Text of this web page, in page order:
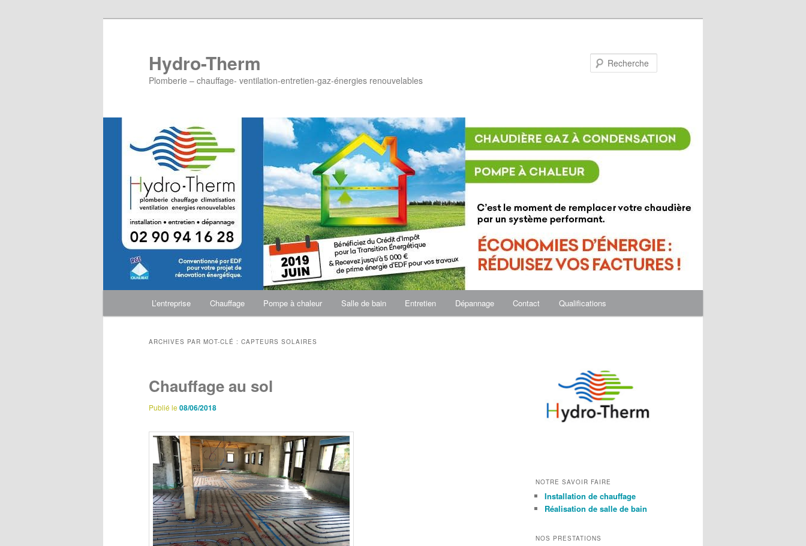
Hydro-Therm
Plomberie – chauffage- ventilation-entretien-gaz-énergies renouvelables
Aller
principal
Aller
secondaire
L’entreprise Chauffage Pompe à chaleur Salle de bain Entretien Dépannage Contact Qualifications
ARCHIVES PAR MOT-CLÉ : CAPTEURS SOLAIRES
Chauffage au sol
Publié le 08/06/2018
NOTRE SAVOIR FAIRE
Installation de chauffage
Réalisation de salle de bain
NOS PRESTATIONS